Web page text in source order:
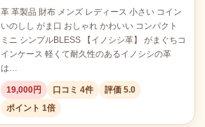
革 革製品 財布 メンズ レディース 小さい コイン
いのしし がま口 おしゃれ かわいい コンパクト
ミニ シンプルBLESS 【イノシシ革】 がまぐちコ
インケース 軽くて耐久性のあるイノシシの革
は…
19,000円 口コミ 4件
評価 5.0
ポイント 1倍